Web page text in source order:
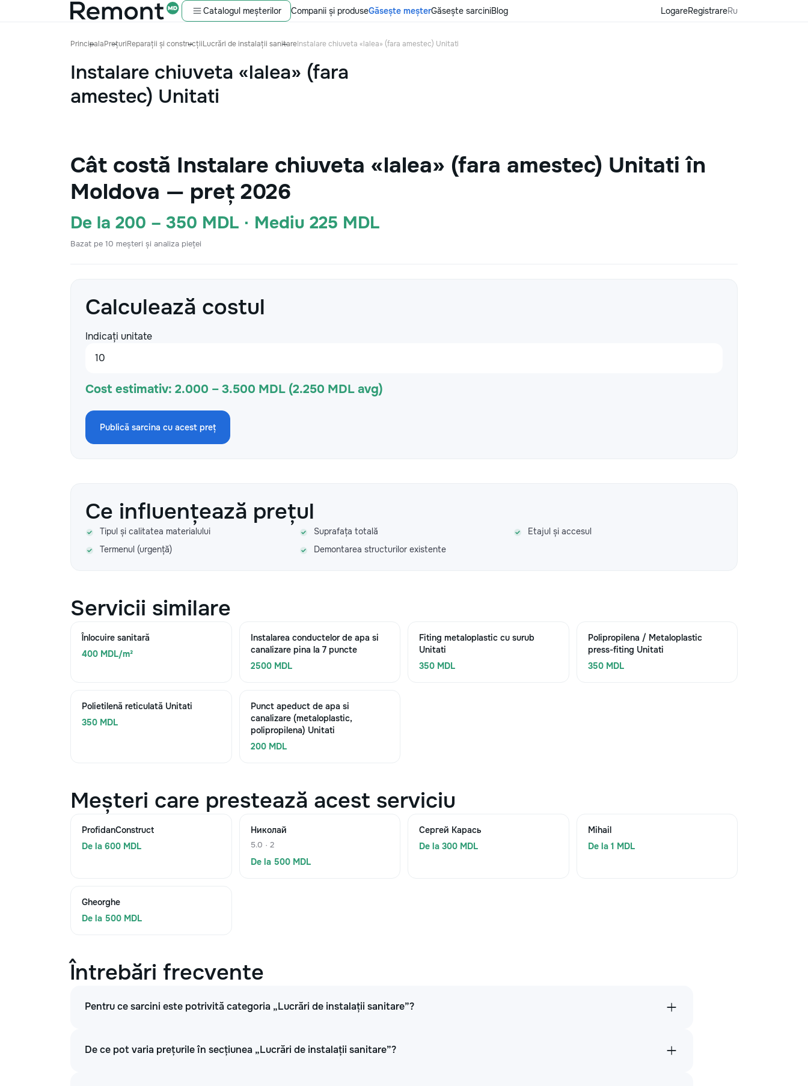
Catalogul meșterilor Companii și produseGăsește meșterGăsește sarciniBlog LogareRegistrareRu
PrincipalaPrețuriReparații și construcțiiLucrări de instalații sanitareInstalare chiuveta «lalea» (fara amestec) Unitati
Instalare chiuveta «lalea» (fara
amestec) Unitati
Cât costă Instalare chiuveta «lalea» (fara amestec) Unitati în
Moldova — preț 2026
De la 200 – 350 MDL · Mediu 225 MDL
Bazat pe 10 meșteri și analiza pieței
Calculează costul
Indicați unitate
Cost estimativ: 2.000 – 3.500 MDL (2.250 MDL avg)
Publică sarcina cu acest preț
Ce influențează prețul
Tipul și calitatea materialului Suprafața totală
Etajul și accesul
Termenul (urgență)
Demontarea structurilor existente
Servicii similare
Înlocuire sanitară
400 MDL/m²
Instalarea conductelor de apa si
canalizare pina la 7 puncte
2500 MDL
Fiting metaloplastic cu surub
Unitati
350 MDL
Polipropilena / Metaloplastic
press-fiting Unitati
350 MDL
Polietilenă reticulată Unitati
350 MDL
Punct apeduct de apa si
canalizare (metaloplastic,
polipropilena) Unitati
200 MDL
Meșteri care prestează acest serviciu
ProfidanConstruct
De la 600 MDL
Николай
5.0 · 2
De la 500 MDL
Сергей Карась
De la 300 MDL
Mihail
De la 1 MDL
Gheorghe
De la 500 MDL
Întrebări frecvente
Pentru ce sarcini este potrivită categoria „Lucrări de instalații sanitare”?
De ce pot varia prețurile în secțiunea „Lucrări de instalații sanitare”?